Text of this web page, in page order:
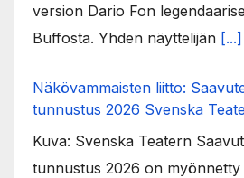
version Dario Fon
Buffosta. Yhden näyttelijän [...]
Näkövammaisten liitto:
tunnustus 2026 Svenska
Kuva: Svenska Teatern
tunnustus 2026 on myönnetty